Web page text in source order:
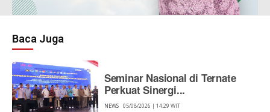
Baca Juga
Seminar Nasional di Ternate
Perkuat Sinergi...
NEWS 05/08/2026 | 14:29 WIT